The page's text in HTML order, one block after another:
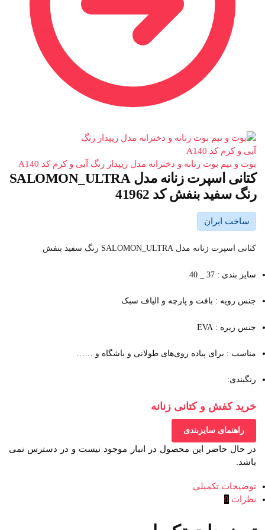
بوت و نیم بوت زنانه و دخترانه مدل زیپدار رنگ آبی و کرم کد A140
کتانی اسپرت زنانه مدل SALOMON_ULTRA
رنگ سفید بنفش کد 41962
ساخت ایران
کتانی اسپرت زنانه مدل SALOMON_ULTRA رنگ سفید بنفش
سایز بندی : 37 _ 40
جنس رویه : بافت و پارچه و الیاف سبک
جنس زیره : EVA
مناسب : برای پیاده روی‌های طولانی و باشگاه و ……
رنگبندی:
خرید کفش و کتانی زنانه
راهنمای سایزبندی
در حال حاضر این محصول در انبار موجود نیست و در دسترس نمی
باشد.
توضیحات تکمیلی
نظرات 0